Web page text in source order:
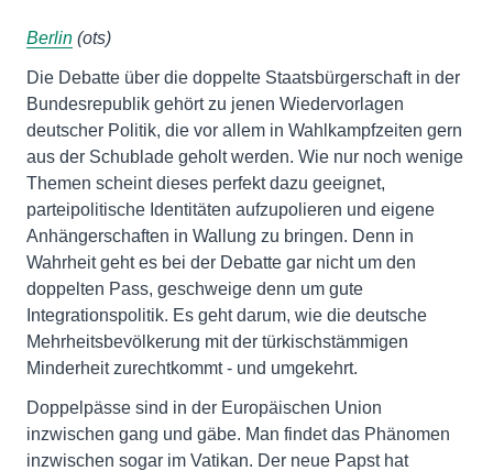
Berlin (ots)
Die Debatte über die doppelte Staatsbürgerschaft in der
Bundesrepublik gehört zu jenen Wiedervorlagen
deutscher Politik, die vor allem in Wahlkampfzeiten gern
aus der Schublade geholt werden. Wie nur noch wenige
Themen scheint dieses perfekt dazu geeignet,
parteipolitische Identitäten aufzupolieren und eigene
Anhängerschaften in Wallung zu bringen. Denn in
Wahrheit geht es bei der Debatte gar nicht um den
doppelten Pass, geschweige denn um gute
Integrationspolitik. Es geht darum, wie die deutsche
Mehrheitsbevölkerung mit der türkischstämmigen
Minderheit zurechtkommt - und umgekehrt.
Doppelpässe sind in der Europäischen Union
inzwischen gang und gäbe. Man findet das Phänomen
inzwischen sogar im Vatikan. Der neue Papst hat